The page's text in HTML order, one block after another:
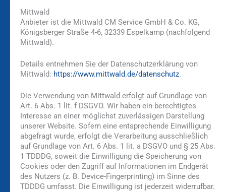
Mittwald
Anbieter ist die Mittwald CM Service GmbH & Co. KG,
Königsberger Straße 4-6, 32339 Espelkamp (nachfolgend
Mittwald).
Details entnehmen Sie der Datenschutzerklärung von
Mittwald: https://www.mittwald.de/datenschutz.
Die Verwendung von Mittwald erfolgt auf Grundlage von
Art. 6 Abs. 1 lit. f DSGVO. Wir haben ein berechtigtes
Interesse an einer möglichst zuverlässigen Darstellung
unserer Website. Sofern eine entsprechende Einwilligung
abgefragt wurde, erfolgt die Verarbeitung ausschließlich
auf Grundlage von Art. 6 Abs. 1 lit. a DSGVO und § 25 Abs.
1 TDDDG, soweit die Einwilligung die Speicherung von
Cookies oder den Zugriff auf Informationen im Endgerät
des Nutzers (z. B. Device-Fingerprinting) im Sinne des
TDDDG umfasst. Die Einwilligung ist jederzeit widerrufbar.